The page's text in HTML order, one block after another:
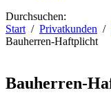
Durchsuchen:
Start
Privatkunden
Bauherren-Haftplicht
Bauherren-